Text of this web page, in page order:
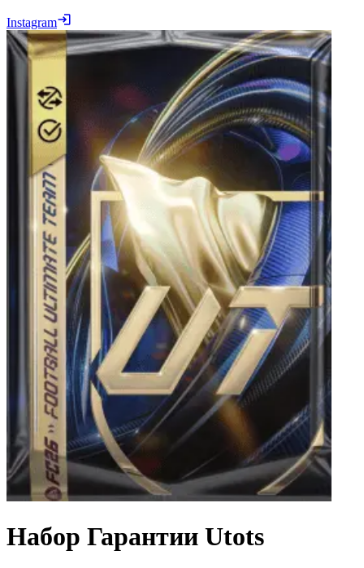
Instagram
Набор Гарантии Utots